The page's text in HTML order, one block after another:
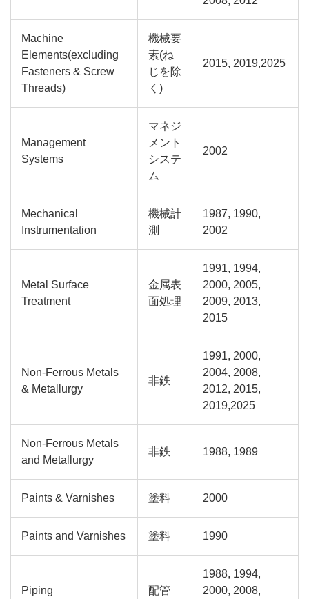
Machine
Elements(excluding
Fasteners & Screw
Threads)
機械要
素(ね
じを除
く)
2015, 2019,2025
Management
Systems
マネジ
メント
システ
ム
2002
Mechanical
Instrumentation
機械計
測
1987, 1990,
2002
Metal Surface
Treatment
金属表
面処理
1991, 1994,
2000, 2005,
2009, 2013,
2015
Non-Ferrous Metals
& Metallurgy
非鉄
1991, 2000,
2004, 2008,
2012, 2015,
2019,2025
Non-Ferrous Metals
and Metallurgy
非鉄 1988, 1989
Paints & Varnishes 塗料 2000
Paints and Varnishes 塗料 1990
Piping 配管
1988, 1994,
2000, 2008,